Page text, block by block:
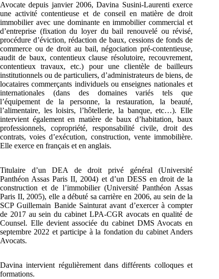
Avocate depuis janvier 2006, Davina Susini-Laurenti exerce
une activité contentieuse et de conseil en matière de droit
immobilier avec une dominante en immobilier commercial et
d’entreprise (fixation du loyer du bail renouvelé ou révisé,
procédure d’éviction, rédaction de baux, cessions de fonds de
commerce ou de droit au bail, négociation pré-contentieuse,
audit de baux, contentieux clause résolutoire, recouvrement,
contentieux travaux, etc.) pour une clientèle de bailleurs
institutionnels ou de particuliers, d’administrateurs de biens, de
locataires commerçants individuels ou enseignes nationales et
internationales (dans des domaines variés tels que
l’équipement de la personne, la restauration, la beauté,
l’alimentaire, les loisirs, l’hôtellerie, la banque, etc…). Elle
intervient également en matière de baux d’habitation, baux
professionnels, copropriété, responsabilité civile, droit des
contrats, voies d’exécution, construction, vente immobilière.
Elle exerce en français et en anglais.
Titulaire d’un DEA de droit privé général (Université
Panthéon Assas Paris II, 2004) et d’un DESS en droit de la
construction et de l’immobilier (Université Panthéon Assas
Paris II, 2005), elle a débuté sa carrière en 2006, au sein de la
SCP Guillemain Banide Sainturat avant d’exercer à compter
de 2017 au sein du cabinet LPA-CGR avocats en qualité de
Counsel. Elle devient associée du cabinet DMS Avocats en
septembre 2022 et participe à la fondation du cabinet Anders
Avocats.
Davina intervient régulièrement dans différents colloques et
formations.